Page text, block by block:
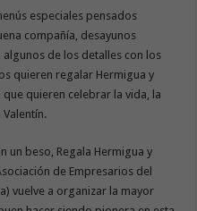
especiales pensados
compañía, desayunos
de los detalles con los
quieren regalar Hermigua y
quieren celebrar la vida, la
un beso, Regala Hermigua y
de Empresarios del
vuelve a organizar la mayor